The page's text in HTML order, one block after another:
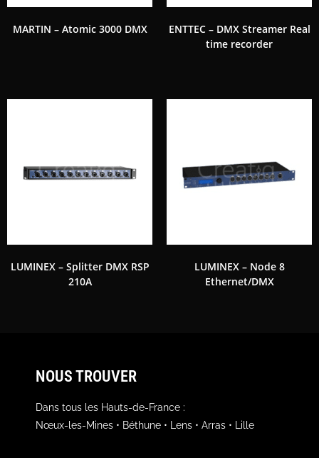
MARTIN – Atomic 3000 DMX
ENTTEC – DMX Streamer Real
time recorder
LUMINEX – Splitter DMX RSP
210A
LUMINEX – Node 8
Ethernet/DMX
NOUS TROUVER
Dans tous les Hauts-de-France :
Nœux-les-Mines • Béthune • Lens • Arras • Lille